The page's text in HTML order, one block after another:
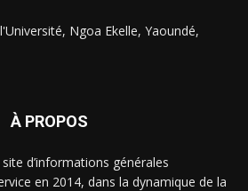
Ngoa Ekelle, Yaoundé,
À PROPOS
d’informations générales
en 2014, dans la dynamique de la